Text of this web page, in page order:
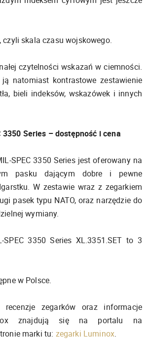
czyli skala czasu wojskowego.
czytelności wskazań w ciemności.
natomiast kontrastowe zestawienie
bieli indeksów, wskazówek i innych
3350 Series – dostępność i cena
SPEC 3350 Series jest oferowany na
pasku dającym dobre i pewne
W zestawie wraz z zegarkiem
pasek typu NATO, oraz narzędzie do
wymiany.
SPEC 3350 Series XL.3351.SET to 3
w Polsce.
recenzje zegarków oraz informacje
znajdują się na portalu na
marki tu: zegarki Luminox.